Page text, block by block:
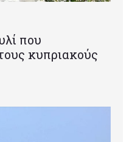
που
κυπριακούς